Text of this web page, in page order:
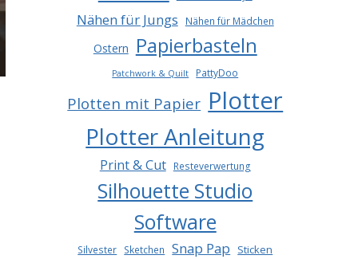
Nähen für Jungs Nähen für Mädchen
Ostern Papierbasteln
Patchwork & Quilt PattyDoo
Plotten mit Papier Plotter
Plotter Anleitung
Print & Cut Resteverwertung
Silhouette Studio
Software
Silvester Sketchen Snap Pap Sticken